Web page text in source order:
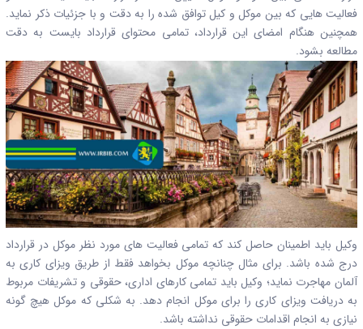
فعالیت هایی که بین موکل و کیل توافق شده را به دقت و با جزئیات ذکر نماید.
همچنین هنگام امضای این قرارداد، تمامی محتوای قرارداد بایست به دقت
مطالعه بشود.
وکیل باید اطمینان حاصل کند که تمامی فعالیت های مورد نظر موکل در قرارداد
درج شده باشد. برای مثال چنانچه موکل بخواهد فقط از طریق ویزای کاری به
آلمان مهاجرت نماید؛ وکیل باید تمامی کارهای اداری، حقوقی و تشریفات مربوط
به دریافت ویزای کاری را برای موکل انجام دهد. به شکلی که موکل هیچ گونه
نیازی به انجام اقدامات حقوقی نداشته باشد.